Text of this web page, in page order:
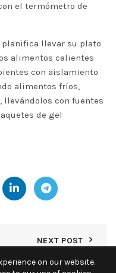
el termómetro de
llevar su plato
alimentos calientes
con aislamiento
alimentos fríos,
llevándolos con fuentes
de gel
NEXT POST
on our website.